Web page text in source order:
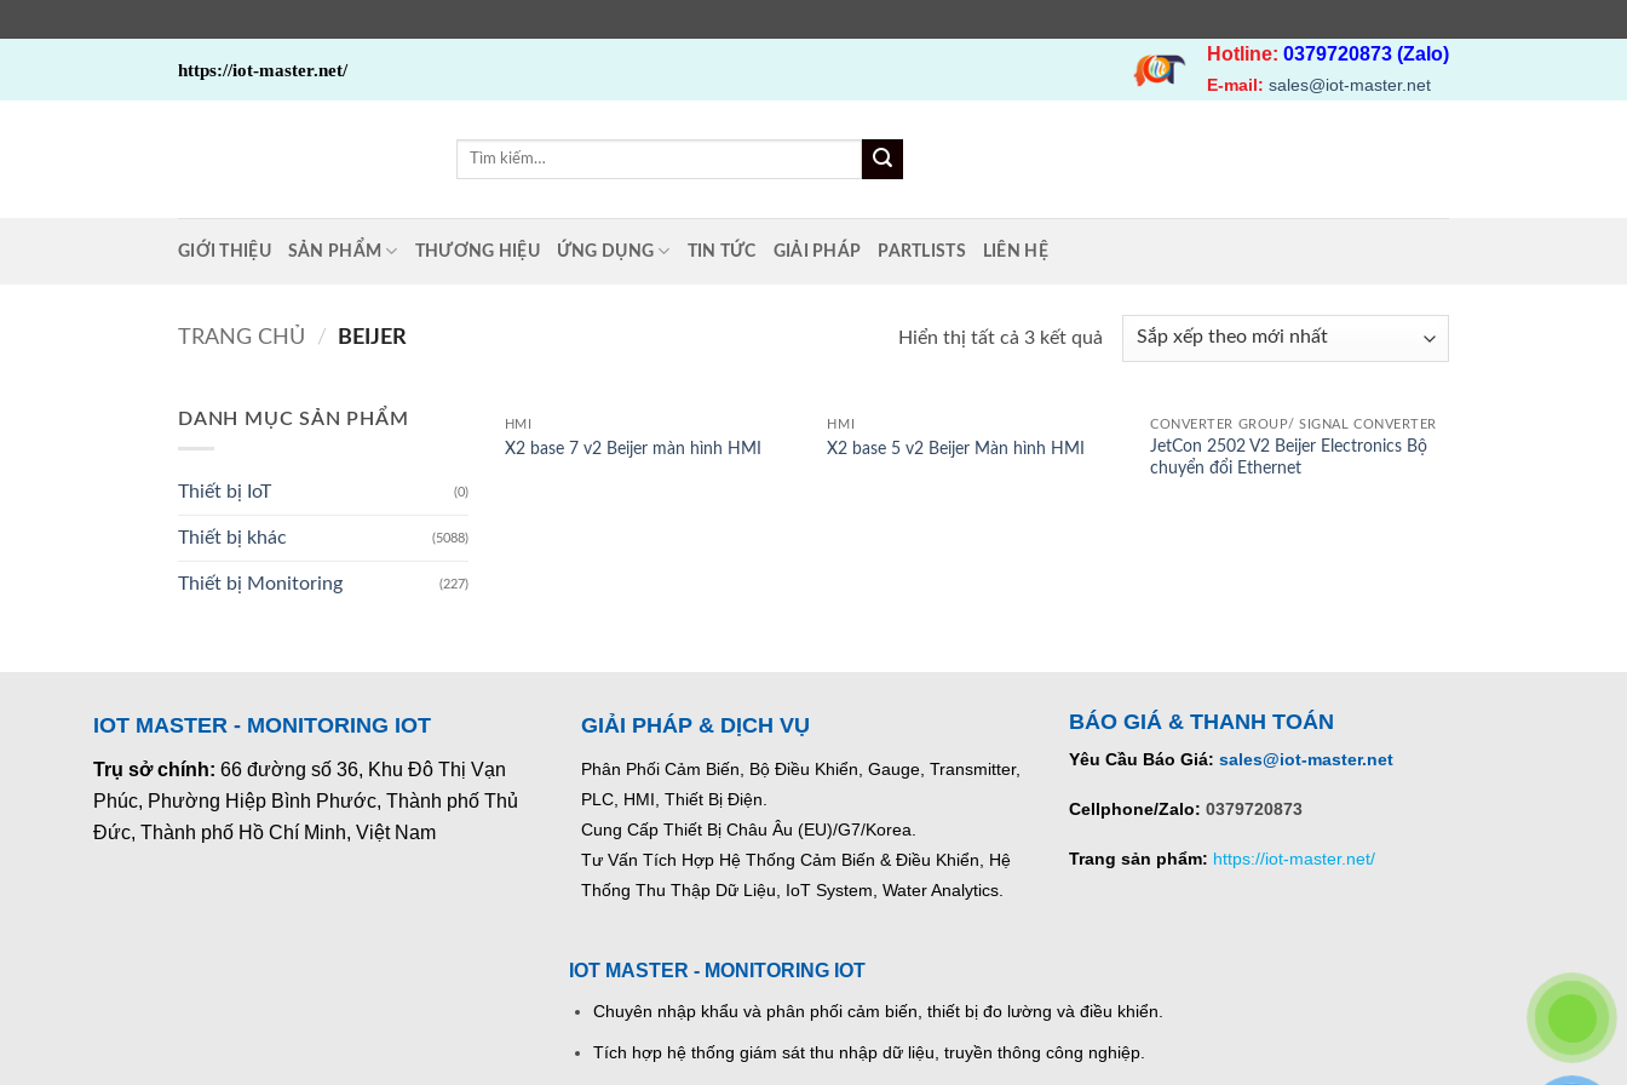
https://iot-master.net/
Hotline: 0379720873 (Zalo)
E-mail: sales@iot-master.net
Tìm
GIỚI THIỆU SẢN PHẨM THƯƠNG HIỆU ỨNG DỤNG TIN TỨC GIẢI PHÁP PARTLISTS LIÊN HỆ
TRANG CHỦ / BEIJER Hiển thị tất cả 3 kết quảĐã
sắp
DANH MỤC SẢN PHẨM
Thiết bị IoT (0)
Thiết bị khác (5088)
Thiết bị Monitoring (227)
HMI
X2 base 7 v2 Beijer màn hình HMI
HMI
X2 base 5 v2 Beijer Màn hình HMI
CONVERTER GROUP/ SIGNAL CONVERTER
JetCon 2502 V2 Beijer Electronics Bộ
chuyển đổi Ethernet
IOT MASTER - MONITORING IOT
Trụ sở chính: 66 đường số 36, Khu Đô Thị Vạn
Phúc, Phường Hiệp Bình Phước, Thành phố Thủ
Đức, Thành phố Hồ Chí Minh, Việt Nam
GIẢI PHÁP & DỊCH VỤ
Phân Phối Cảm Biến, Bộ Điều Khiển, Gauge, Transmitter,
PLC, HMI, Thiết Bị Điện.
Cung Cấp Thiết Bị Châu Âu (EU)/G7/Korea.
Tư Vấn Tích Hợp Hệ Thống Cảm Biến & Điều Khiển, Hệ
Thống Thu Thập Dữ Liệu, IoT System, Water Analytics.
BÁO GIÁ & THANH TOÁN
Yêu Cầu Báo Giá: sales@iot-master.net
Cellphone/Zalo: 0379720873
Trang sản phẩm: https://iot-master.net/
IOT MASTER - MONITORING IOT
Chuyên nhập khẩu và phân phối cảm biến, thiết bị đo lường và điều khiển.
Tích hợp hệ thống giám sát thu nhập dữ liệu, truyền thông công nghiệp.